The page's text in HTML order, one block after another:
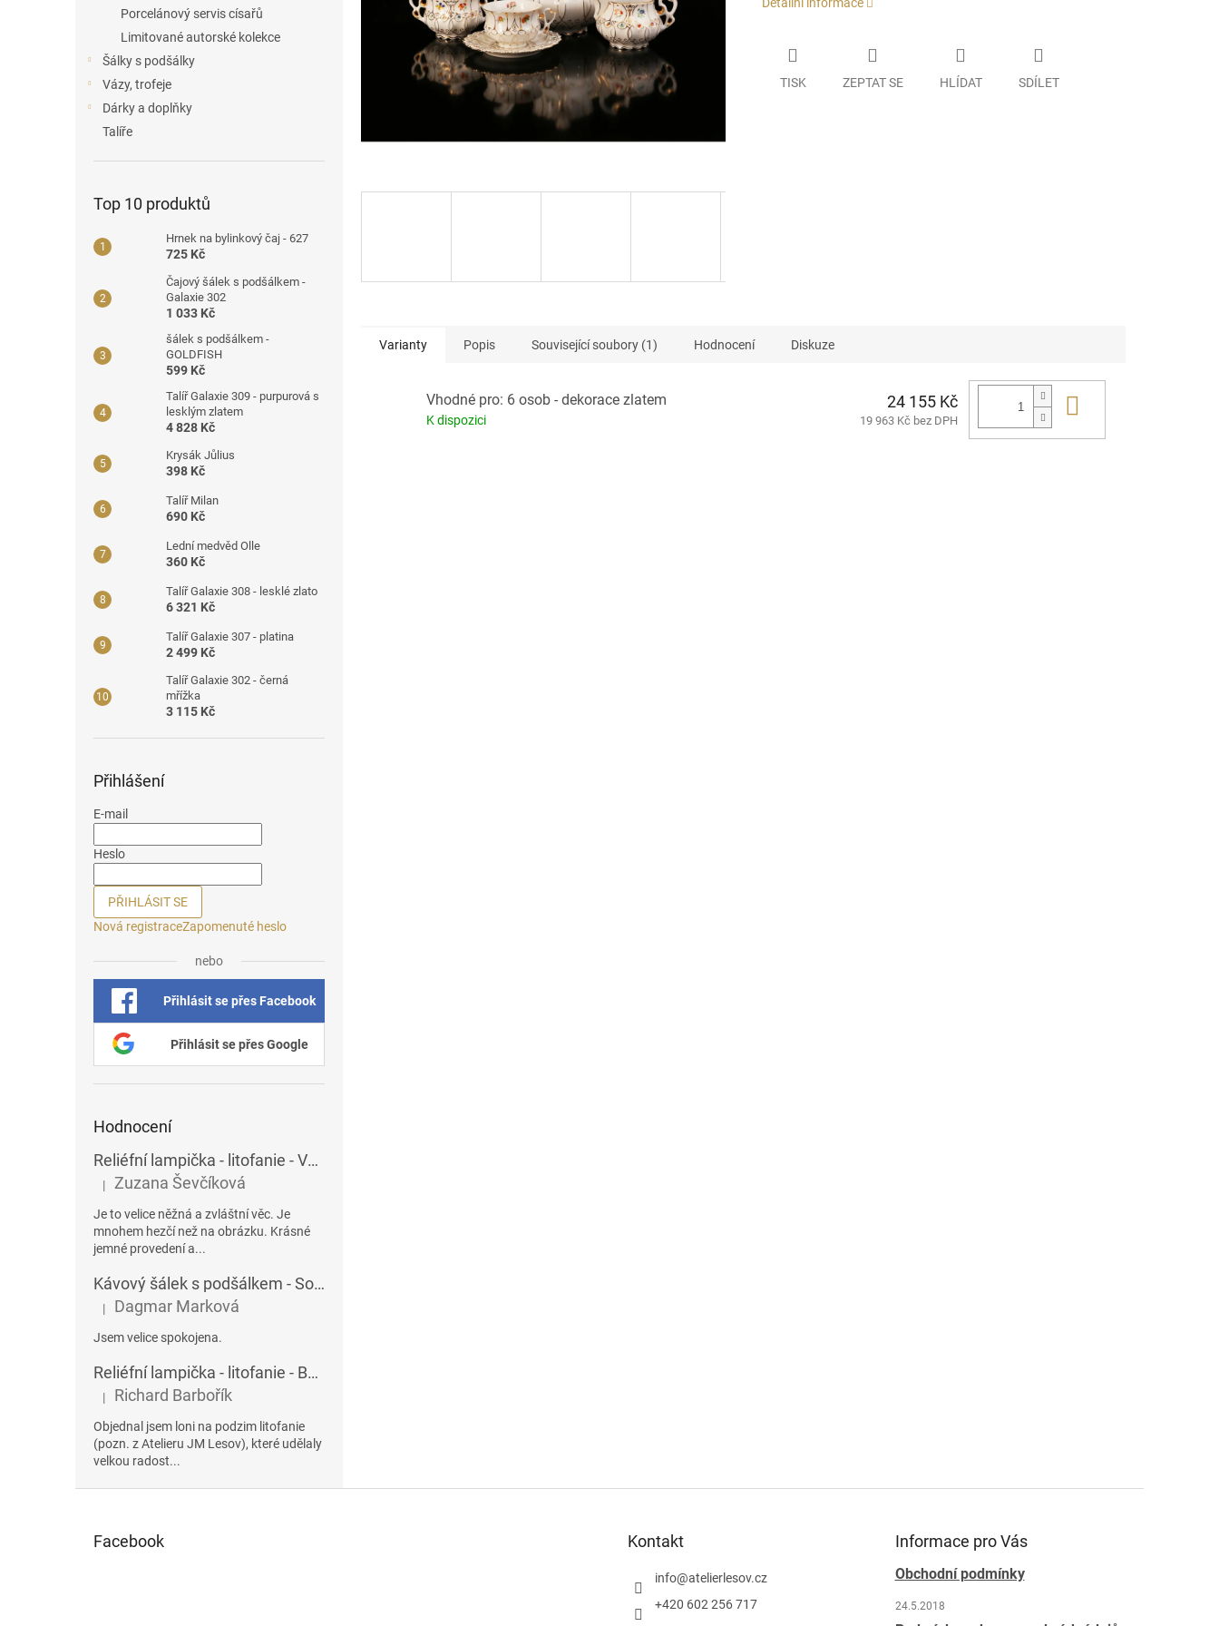
Porcelánový servis císařů
Limitované autorské kolekce
Šálky s podšálky
Vázy, trofeje
Dárky a doplňky
Talíře
Top 10 produktů
Hrnek na bylinkový čaj - 627
725 Kč
Čajový šálek s podšálkem -
Galaxie 302
1 033 Kč
šálek s podšálkem -
GOLDFISH
599 Kč
Talíř Galaxie 309 - purpurová s
lesklým zlatem
4 828 Kč
Krysák Jůlius
398 Kč
Talíř Milan
690 Kč
Lední medvěd Olle
360 Kč
Talíř Galaxie 308 - lesklé zlato
6 321 Kč
Talíř Galaxie 307 - platina
2 499 Kč
Talíř Galaxie 302 - černá
mřížka
3 115 Kč
Přihlášení
E-mail
Heslo
PŘIHLÁSIT SE
Nová registraceZapomenuté heslo
nebo
Přihlásit se přes Facebook
Přihlásit se přes Google
Hodnocení
Reliéfní lampička - litofanie - Vážky
Hodnocení produktu je 5 z 5 hvězdiček.
| Zuzana Ševčíková
Je to velice něžná a zvláštní věc. Je
mnohem hezčí než na obrázku. Krásné
jemné provedení a...
Kávový šálek s podšálkem - Sophia 432AU
Hodnocení produktu je 5 z 5 hvězdiček.
| Dagmar Marková
Jsem velice spokojena.
Reliéfní lampička - litofanie - Betlém
Hodnocení produktu je 5 z 5 hvězdiček.
| Richard Barbořík
Objednal jsem loni na podzim litofanie
(pozn. z Atelieru JM Lesov), které udělaly
velkou radost...
Detailní informace
TISK ZEPTAT SE HLÍDAT SDÍLET
Varianty Popis Související soubory (1) Hodnocení Diskuze
Vhodné pro: 6 osob - dekorace zlatem
K dispozici
24 155 Kč
19 963 Kč bez DPH
Facebook Kontakt
info@atelierlesov.cz
+420 602 256 717
Informace pro Vás
Obchodní podmínky
24.5.2018